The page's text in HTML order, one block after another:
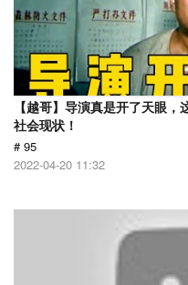
【越哥】导演真是开了天眼
社会现状！
# 95
2022-04-20 11:32